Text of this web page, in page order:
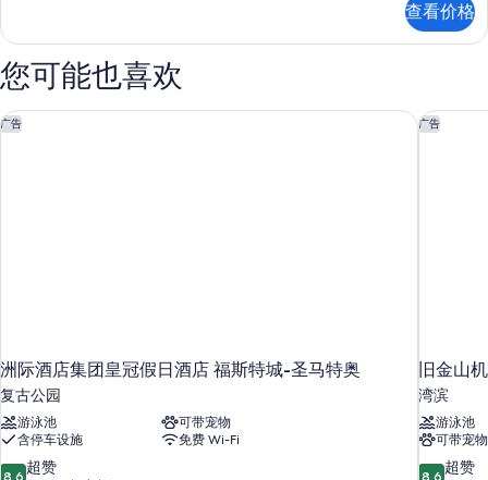
照
片
更
多
信
息
查看价格
您可能也喜欢
广告
洲际酒店集团皇冠假日酒店 福斯特城-圣马特奥
复古公园
游泳池
可带宠物
含停车设施
免费 Wi-Fi
8.6
8.6 超赞
洲际酒店集团皇冠假日酒店 福斯特城-圣马特奥 广告
旧金山
湾滨
游泳池
可带宠物
8.6
8.6 超赞
旧金山